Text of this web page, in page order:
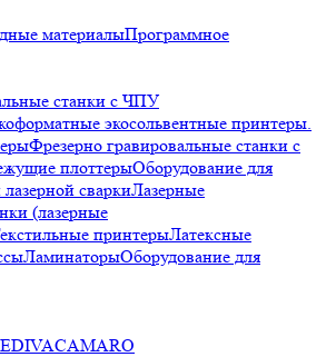
материалыПрограммное
станки с ЧПУ
экосольвентные принтеры.
Фрезерно гравировальные станки с
плоттерыОборудование для
сваркиЛазерные
(лазерные
принтерыЛатексные
ЛаминаторыОборудование для
DIVACAMARO